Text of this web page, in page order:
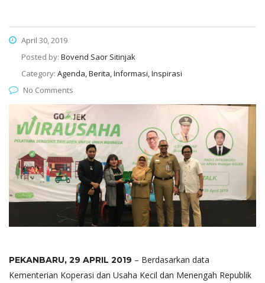
April 30, 2019
Posted by: Bovend Saor Sitinjak
Category: Agenda, Berita, Informasi, Inspirasi
No Comments
PEKANBARU, 29 APRIL 2019 – Berdasarkan data
Kementerian Koperasi dan Usaha Kecil dan Menengah Republik